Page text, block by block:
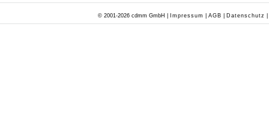
© 2001-2026 cdmm GmbH | Impressum AGB Datenschutz